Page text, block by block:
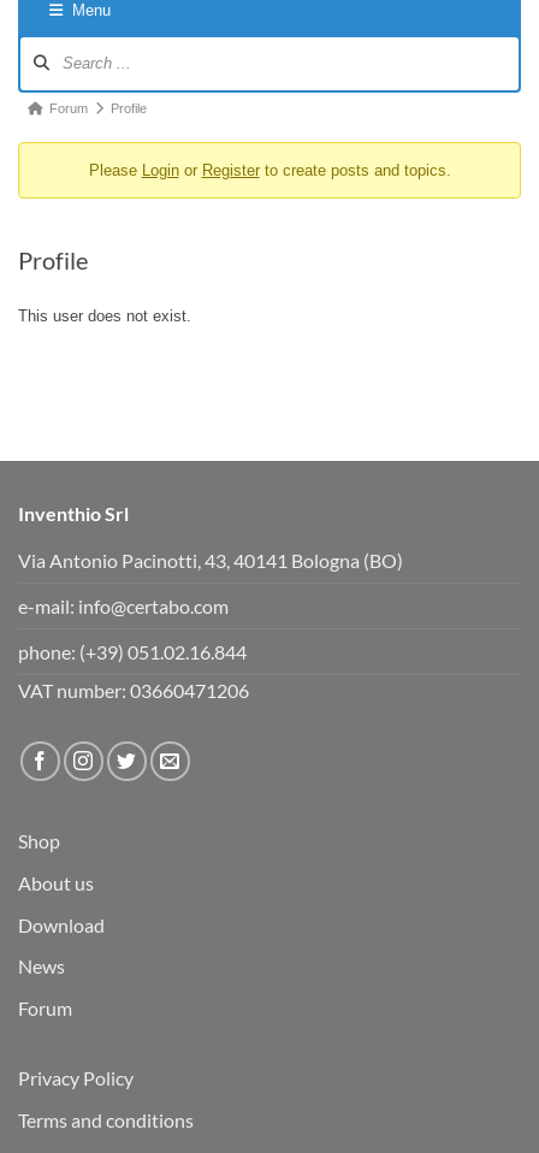
Menu
Navigation
Forum
You
here:
Forum Profile
Please Loginor Registerto create posts and topics.
Profile
This user does not exist.
Inventhio Srl
Via Antonio Pacinotti, 43, 40141 Bologna (BO)
e-mail: info@certabo.com
phone: (+39) 051.02.16.844
VAT number: 03660471206
Shop
About us
Download
News
Forum
Privacy Policy
Terms and conditions